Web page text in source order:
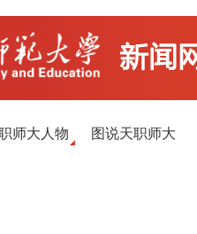
师大人物 图说天职师大